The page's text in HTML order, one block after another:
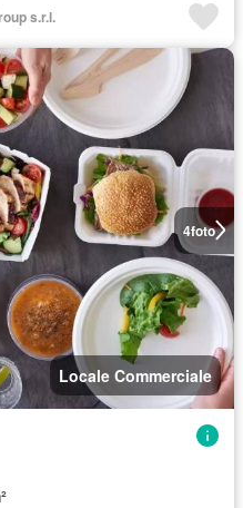
s.r.l.
4foto
Locale Commerciale